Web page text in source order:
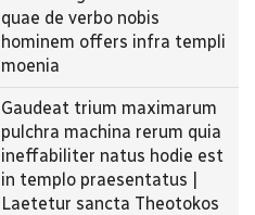
quae de verbo nobis
hominem offers infra templi
moenia
Gaudeat trium maximarum
pulchra machina rerum quia
ineffabiliter natus hodie est
in templo praesentatus |
Laetetur sancta Theotokos